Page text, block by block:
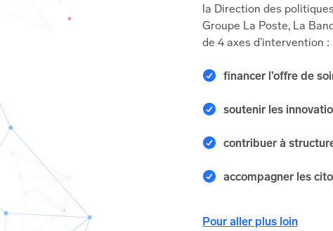
la Direction des
Groupe La Poste, La
de 4 axes d’intervention :
financer l’offre de
soutenir les
contribuer à
accompagner les
Pour aller plus loin